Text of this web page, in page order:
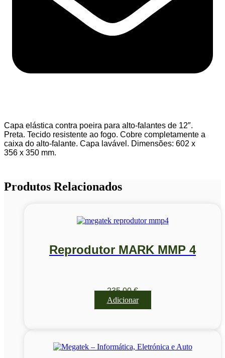
Capa elástica contra poeira para alto-falantes de 12″.
Preta. Tecido resistente ao fogo. Cobre completamente a
caixa do alto-falante. Capa lavável. Dimensões: 602 x
356 x 350 mm.
Produtos Relacionados
Reprodutor MARK MMP 4
235,00€
Adicionar